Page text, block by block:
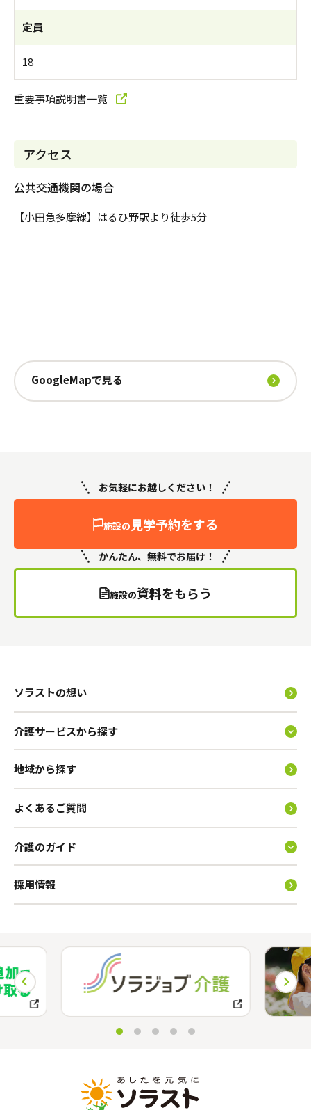
定員
18
重要事項説明書一覧
アクセス
公共交通機関の場合
【小田急多摩線】はるひ野駅より徒歩5分
GoogleMapで見る
かんたん、無料でお届け！
施設の資料をもらう
お気軽にお越しください！
施設の 見学予約をする
ソラストの想い
介護サービスから探す
地域から探す
よくあるご質問
介護のガイド
採用情報